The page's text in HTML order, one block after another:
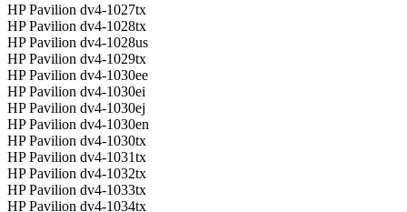
HP Pavilion dv4-1027tx
HP Pavilion dv4-1028tx
HP Pavilion dv4-1028us
HP Pavilion dv4-1029tx
HP Pavilion dv4-1030ee
HP Pavilion dv4-1030ei
HP Pavilion dv4-1030ej
HP Pavilion dv4-1030en
HP Pavilion dv4-1030tx
HP Pavilion dv4-1031tx
HP Pavilion dv4-1032tx
HP Pavilion dv4-1033tx
HP Pavilion dv4-1034tx